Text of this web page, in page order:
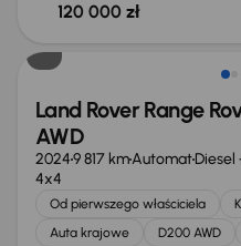
120 000 zł
Land Rover Range
AWD
20249 817 kmAutomatDiesel
4x4
Od pierwszego właściciela
Auta krajowe
D200 AWD